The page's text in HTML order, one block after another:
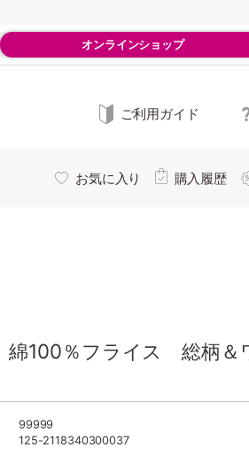
オンラインショップ
ご利用ガイド
お気に入り 購入履歴
100％フライス 総柄＆
99999
125-2118340300037